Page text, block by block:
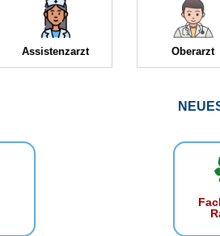
Assistenzarzt Oberarzt